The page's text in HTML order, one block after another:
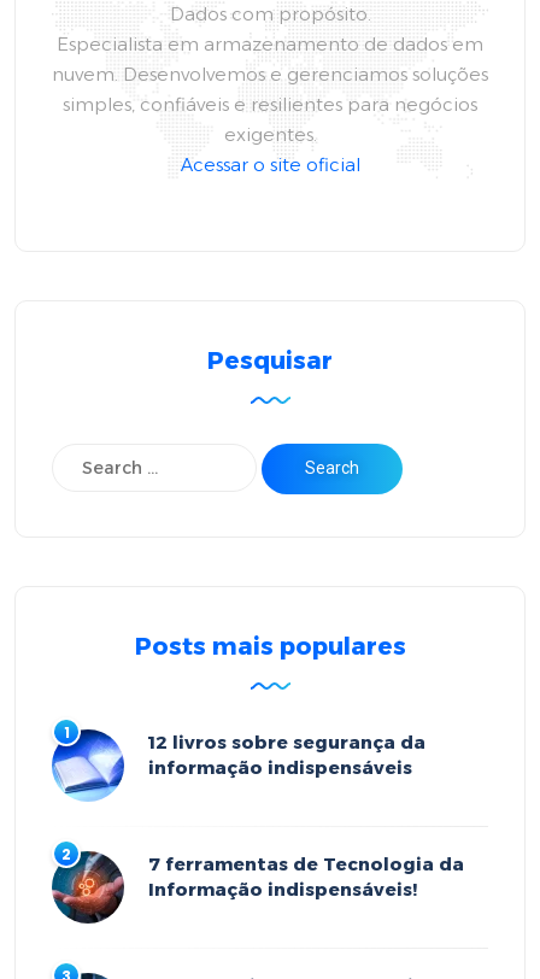
Dados com propósito.
Especialista em armazenamento de dados em
nuvem. Desenvolvemos e gerenciamos soluções
simples, confiáveis e resilientes para negócios
exigentes.
Acessar o site oficial
Pesquisar
Posts mais populares
12 livros sobre segurança da
informação indispensáveis
7 ferramentas de Tecnologia da
Informação indispensáveis!